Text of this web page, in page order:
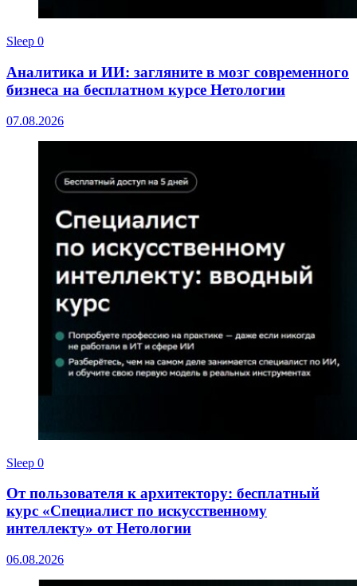
Sleep 0
Аналитика и ИИ: загляните в мозг современного
бизнеса на бесплатном курсе Нетологии
07.08.2026
Sleep 0
От пользователя к архитектору: бесплатный
курс «Специалист по искусственному
интеллекту» от Нетологии
06.08.2026